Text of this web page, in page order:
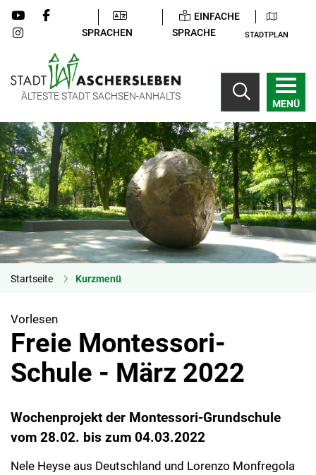
SPRACHEN
EINFACHE
SPRACHE
STADTPLAN
ÄLTESTE STADT SACHSEN-ANHALTS
MENÜ
Startseite Kurzmenü
Vorlesen
Freie Montessori-
Schule - März 2022
Wochenprojekt der Montessori-Grundschule
vom 28.02. bis zum 04.03.2022
Nele Heyse aus Deutschland und Lorenzo Monfregola